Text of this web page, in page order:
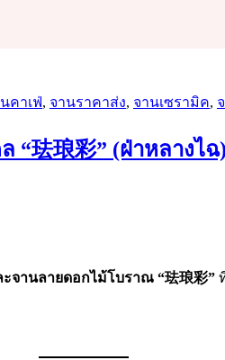
คาเฟ่, จานราคาส่ง, จานเซรามิค,
“珐琅彩” (ฝ่าหลางไฉ)
จานลายดอกไม้โบราณ “珐琅彩”